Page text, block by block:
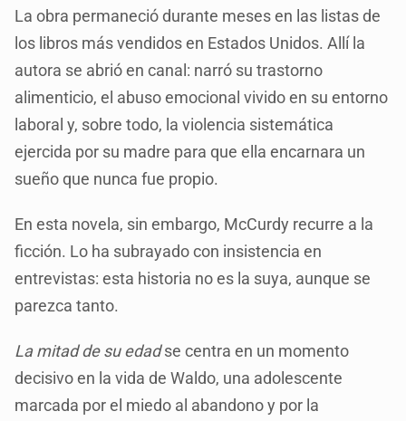
La obra permaneció durante meses en las listas de
los libros más vendidos en Estados Unidos. Allí la
autora se abrió en canal: narró su trastorno
alimenticio, el abuso emocional vivido en su entorno
laboral y, sobre todo, la violencia sistemática
ejercida por su madre para que ella encarnara un
sueño que nunca fue propio.
En esta novela, sin embargo, McCurdy recurre a la
ficción. Lo ha subrayado con insistencia en
entrevistas: esta historia no es la suya, aunque se
parezca tanto.
La mitad de su edadse centra en un momento
decisivo en la vida de Waldo, una adolescente
marcada por el miedo al abandono y por la